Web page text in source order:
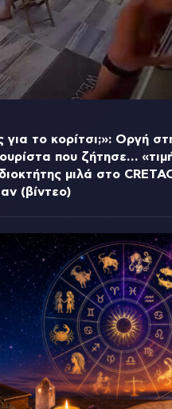
για το κορίτσι;»: Οργή
που ζήτησε…
μιλά στο
(βίντεο)